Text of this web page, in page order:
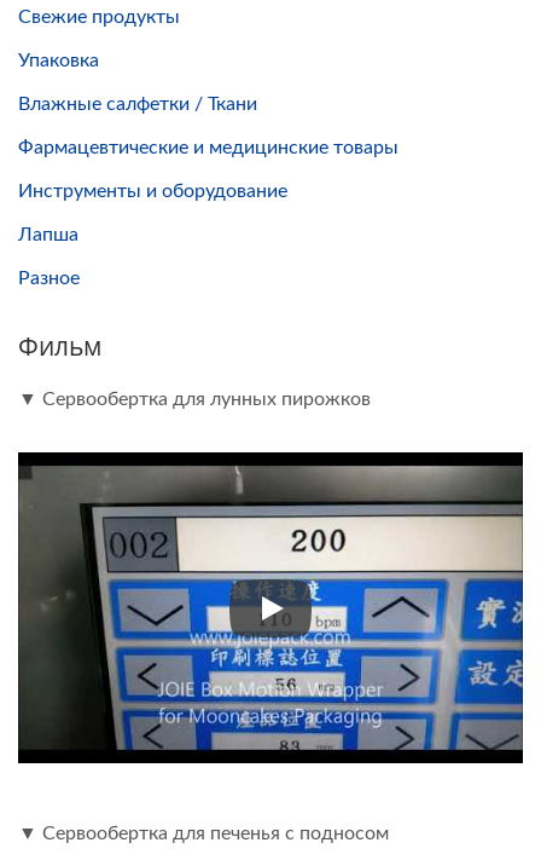
Свежие продукты
Упаковка
Влажные салфетки / Ткани
Фармацевтические и медицинские товары
Инструменты и оборудование
Лапша
Разное
Фильм
▼ Сервообертка для лунных пирожков
▼ Сервообертка для лунных
▼ Сервообертка для печенья с подносом